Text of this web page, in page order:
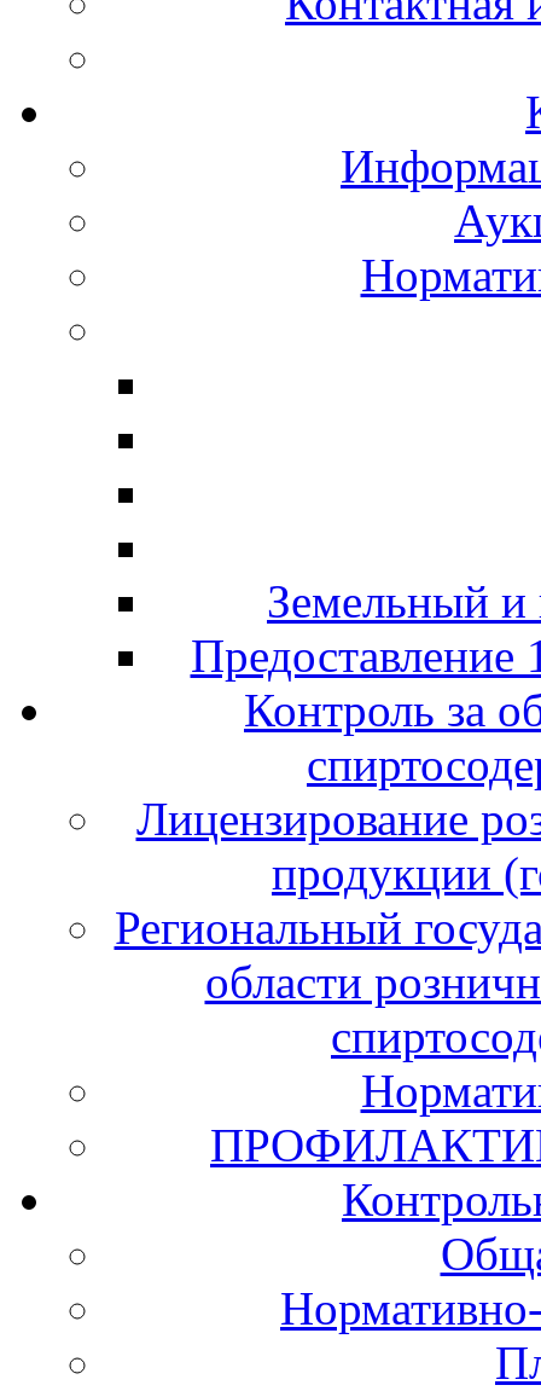
Земельный и
Предоставление
Контроль за
Лицензирование
продукции
Региональный
области